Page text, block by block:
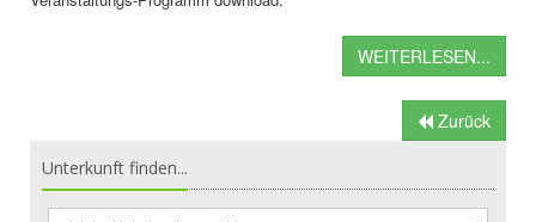
WEITERLESEN...
Zurück
Unterkunft finden...